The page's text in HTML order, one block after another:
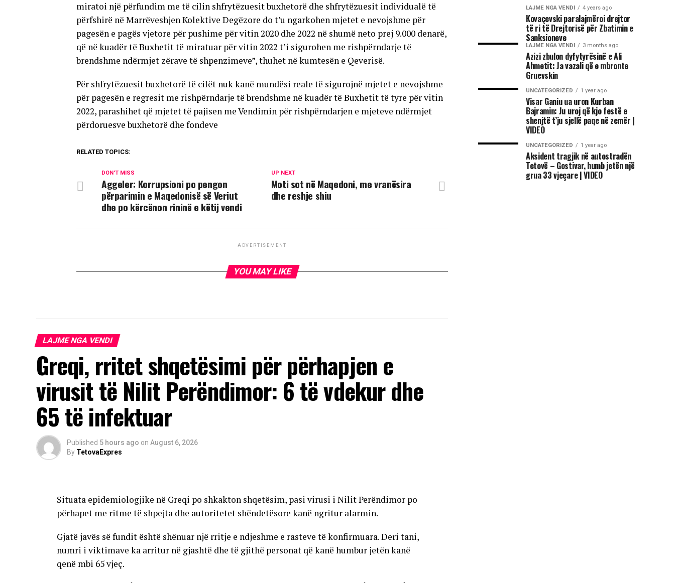
miratoi një përfundim me të cilin shfrytëzuesit buxhetorë dhe shfrytëzuesit individualë të
përfshirë në Marrëveshjen Kolektive Degëzore do t’u ngarkohen mjetet e nevojshme për
pagesën e pagës vjetore për pushime për vitin 2020 dhe 2022 në shumë neto prej 9.000 denarë,
që në kuadër të Buxhetit të miratuar për vitin 2022 t’i sigurohen me rishpërndarje të
brendshme ndërmjet zërave të shpenzimeve”, thuhet në kumtesën e Qeverisë.
Për shfrytëzuesit buxhetorë të cilët nuk kanë mundësi reale të sigurojnë mjetet e nevojshme
për pagesën e regresit me rishpërndarje të brendshme në kuadër të Buxhetit të tyre për vitin
2022, parashihet që mjetet të pajisen me Vendimin për rishpërndarjen e mjeteve ndërmjet
përdoruesve buxhetorë dhe fondeve
RELATED TOPICS:
UP NEXT
Moti sot në Maqedoni, me vranësira
dhe reshje shiu
DON'T MISS
Aggeler: Korrupsioni po pengon
përparimin e Maqedonisë së Veriut
dhe po kërcënon rininë e këtij vendi
ADVERTISEMENT
YOU MAY LIKE
LAJME NGA VENDI
Greqi, rritet shqetësimi për përhapjen e
virusit të Nilit Perëndimor: 6 të vdekur dhe
65 të infektuar
Published 5 hours ago on August 6, 2026
By TetovaExpres
Situata epidemiologjike në Greqi po shkakton shqetësim, pasi virusi i Nilit Perëndimor po
përhapet me ritme të shpejta dhe autoritetet shëndetësore kanë ngritur alarmin.
Gjatë javës së fundit është shënuar një rritje e ndjeshme e rasteve të konfirmuara. Deri tani,
numri i viktimave ka arritur në gjashtë dhe të gjithë personat që kanë humbur jetën kanë
qenë mbi 65 vjeç.
LAJME NGA VENDI 4 years ago
Kovaçevski paralajmëroi drejtor
të ri të Drejtorisë për Zbatimin e
Sanksioneve
LAJME NGA VENDI 3 months ago
Azizi zbulon dyfytyrësinë e Ali
Ahmetit: Ja vazali që e mbronte
Gruevskin
UNCATEGORIZED 1 year ago
Visar Ganiu ua uron Kurban
Bajramin: Ju uroj që kjo festë e
shenjtë t’ju sjellë paqe në zemër |
VIDEO
UNCATEGORIZED 1 year ago
Aksident tragjik në autostradën
Tetovë – Gostivar, humb jetën një
grua 33 vjeçare | VIDEO